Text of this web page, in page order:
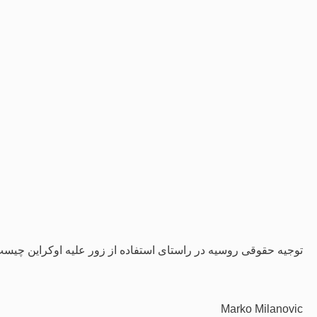
توجیه حقوقی روسیه در راستای استفاده از زور علیه اوکراین
Marko Milanovic